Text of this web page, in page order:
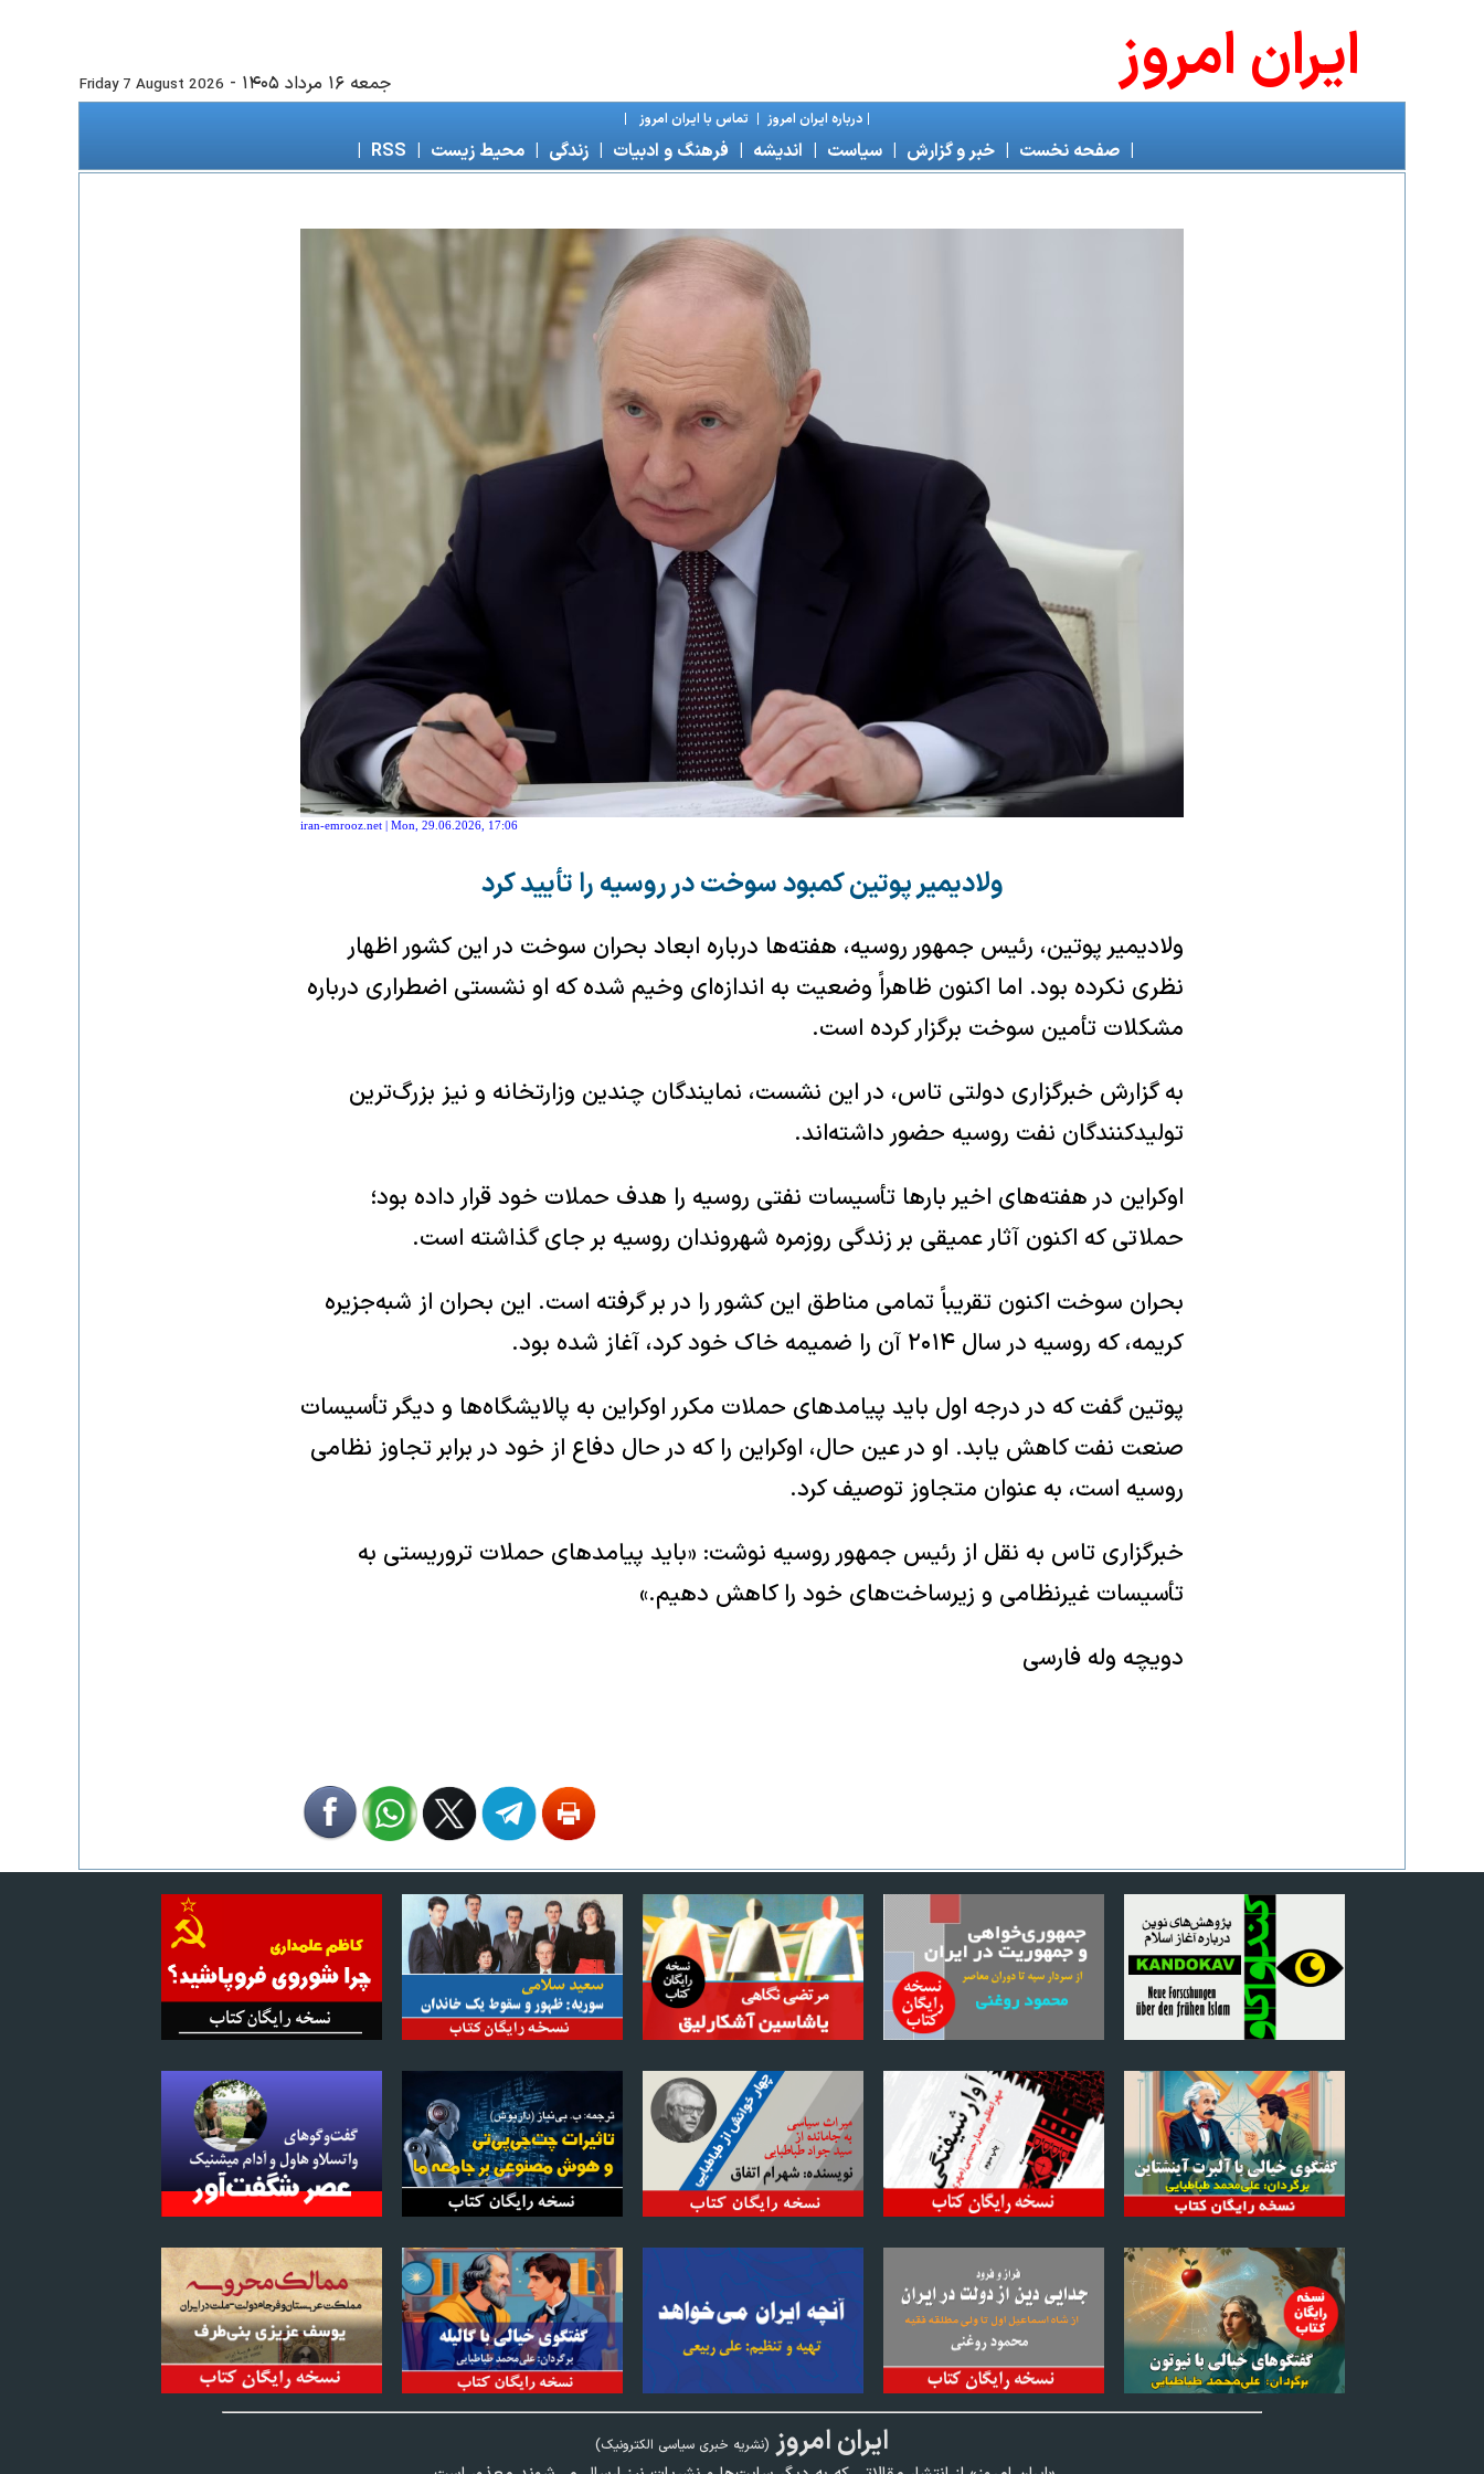
جمعه ۱۶ مرداد ۱۴۰۵ -
Friday 7 August 2026 ايران امروز
|درباره ايران امروز | تماس با ايران امروز |
|صفحه نخست |خبر و گزارش |سياست | انديشه | فرهنگ و ادبيات |زندگی |محیط زیست |
RSS
|
iran-emrooz.net | Mon, 29.06.2026, 17:06
ولادیمیر پوتین کمبود سوخت در روسیه را تأیید کرد
ولادیمیر پوتین، رئیس جمهور روسیه، هفته‌ها درباره ابعاد بحران سوخت در این کشور اظهار
نظری نکرده بود. اما اکنون ظاهراً وضعیت به اندازه‌ای وخیم شده که او نشستی اضطراری درباره
مشکلات تأمین سوخت برگزار کرده است.
به گزارش خبرگزاری دولتی تاس، در این نشست، نمایندگان چندین وزارتخانه و نیز بزرگ‌ترین
تولیدکنندگان نفت روسیه حضور داشته‌اند.
اوکراین در هفته‌های اخیر بارها تأسیسات نفتی روسیه را هدف حملات خود قرار داده بود؛
حملاتی که اکنون آثار عمیقی بر زندگی روزمره شهروندان روسیه بر جای گذاشته است.
بحران سوخت اکنون تقریباً تمامی مناطق این کشور را در بر گرفته است. این بحران از شبه‌جزیره
کریمه، که روسیه در سال ۲۰۱۴ آن را ضمیمه خاک خود کرد، آغاز شده بود.
پوتین گفت که در درجه اول باید پیامدهای حملات مکرر اوکراین به پالایشگاه‌ها و دیگر تأسیسات
صنعت نفت کاهش یابد. او در عین حال، اوکراین را که در حال دفاع از خود در برابر تجاوز نظامی
روسیه است، به عنوان متجاوز توصیف کرد.
خبرگزاری تاس به نقل از رئیس جمهور روسیه نوشت: «باید پیامدهای حملات تروریستی به
تأسیسات غیرنظامی و زیرساخت‌های خود را کاهش دهیم.»
دویچه وله فارسی
ايران امروز (نشريه خبری سياسی الکترونیک)